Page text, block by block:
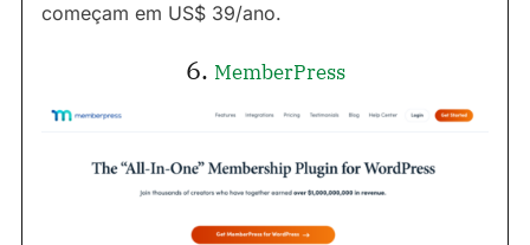
começam em US$ 39/ano.
6. MemberPress